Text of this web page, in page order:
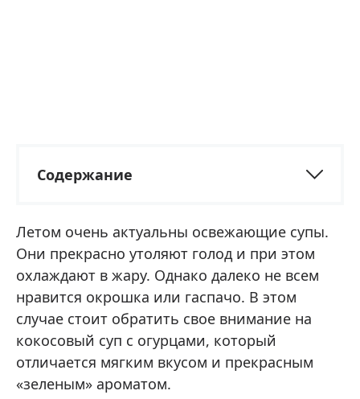
Содержание
Летом очень актуальны освежающие супы.
Они прекрасно утоляют голод и при этом
охлаждают в жару. Однако далеко не всем
нравится окрошка или гаспачо. В этом
случае стоит обратить свое внимание на
кокосовый суп с огурцами, который
отличается мягким вкусом и прекрасным
«зеленым» ароматом.